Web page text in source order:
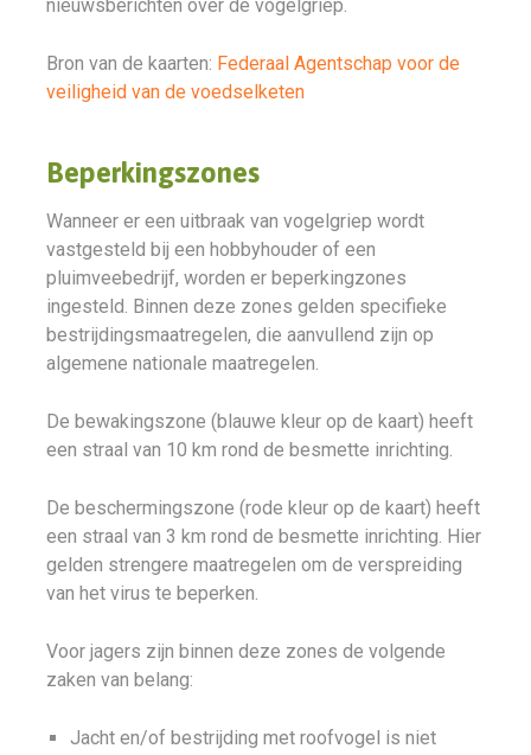
nieuwsberichten over de vogelgriep.
Bron van de kaarten: Federaal Agentschap voor de
veiligheid van de voedselketen
Beperkingszones
Wanneer er een uitbraak van vogelgriep wordt
vastgesteld bij een hobbyhouder of een
pluimveebedrijf, worden er beperkingzones
ingesteld. Binnen deze zones gelden specifieke
bestrijdingsmaatregelen, die aanvullend zijn op
algemene nationale maatregelen.
De bewakingszone (blauwe kleur op de kaart) heeft
een straal van 10 km rond de besmette inrichting.
De beschermingszone (rode kleur op de kaart) heeft
een straal van 3 km rond de besmette inrichting. Hier
gelden strengere maatregelen om de verspreiding
van het virus te beperken.
Voor jagers zijn binnen deze zones de volgende
zaken van belang:
Jacht en/of bestrijding met roofvogel is niet